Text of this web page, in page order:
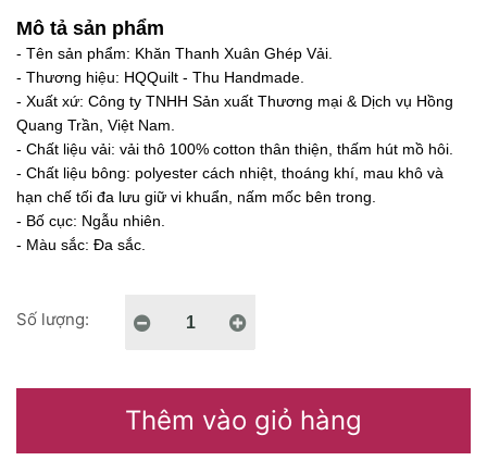
Mô tả sản phẩm
- Tên sản phẩm: Khăn Thanh Xuân Ghép Vải.
- Thương hiệu: HQQuilt - Thu Handmade.
- Xuất xứ: Công ty TNHH Sản xuất Thương mại & Dịch vụ Hồng
Quang Trần, Việt Nam.
- Chất liệu vải: vải thô 100% cotton thân thiện, thấm hút mồ hôi.
- Chất liệu bông: polyester cách nhiệt, thoáng khí, mau khô và
hạn chế tối đa lưu giữ vi khuẩn, nấm mốc bên trong.
- Bố cục: Ngẫu nhiên.
- Màu sắc: Đa sắc.
Số lượng:
Thêm vào giỏ hàng